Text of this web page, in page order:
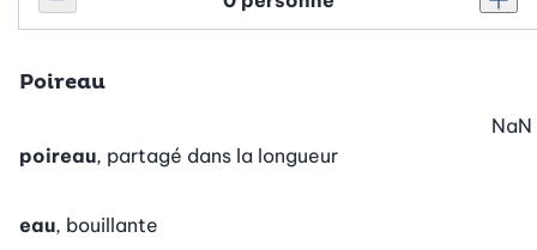
Réduire le nombre de personnes
Personnes
Poireau
poireau, partagé dans la longueur
NaN
eau, bouillante